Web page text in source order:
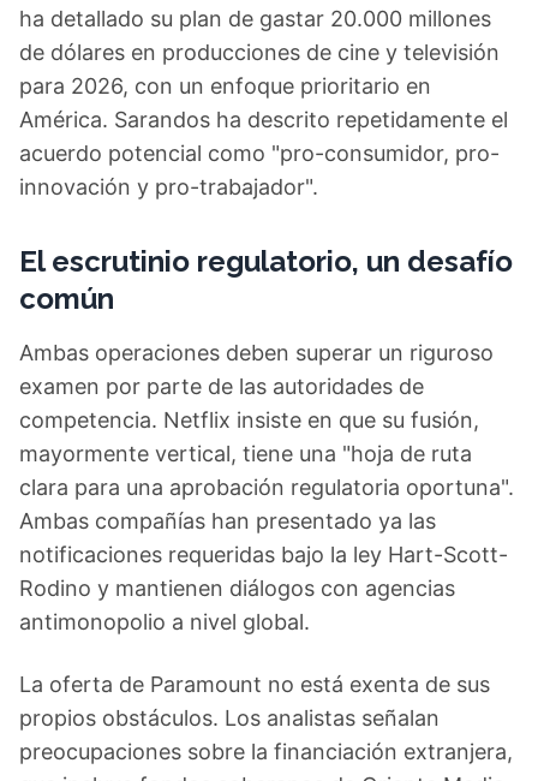
ha detallado su plan de gastar 20.000 millones
de dólares en producciones de cine y televisión
para 2026, con un enfoque prioritario en
América. Sarandos ha descrito repetidamente el
acuerdo potencial como "pro-consumidor, pro-
innovación y pro-trabajador".
El escrutinio regulatorio, un desafío
común
Ambas operaciones deben superar un riguroso
examen por parte de las autoridades de
competencia. Netflix insiste en que su fusión,
mayormente vertical, tiene una "hoja de ruta
clara para una aprobación regulatoria oportuna".
Ambas compañías han presentado ya las
notificaciones requeridas bajo la ley Hart-Scott-
Rodino y mantienen diálogos con agencias
antimonopolio a nivel global.
La oferta de Paramount no está exenta de sus
propios obstáculos. Los analistas señalan
preocupaciones sobre la financiación extranjera,